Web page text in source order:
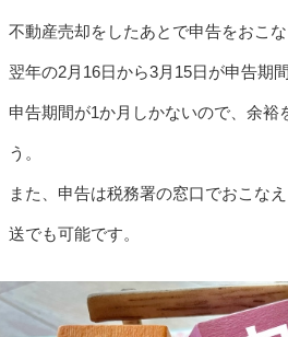
不動産売却をしたあとで申告をおこ
翌年の2月16日から3月15日が申告期
申告期間が1か月しかないので、余裕
う。
また、申告は税務署の窓口でおこな
送でも可能です。